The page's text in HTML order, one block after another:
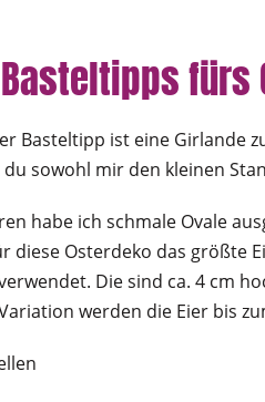
fürs
Basteltipp ist eine Girlande
sowohl mir den kleinen
habe ich schmale Ovale
diese Osterdeko das größte
Die sind ca. 4 cm
werden die Eier bis